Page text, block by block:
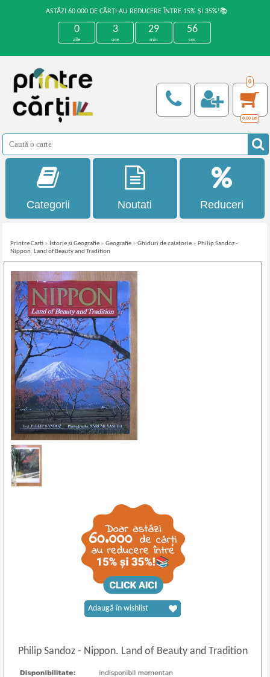
ASTĂZI 60.000 DE CĂRȚI AU REDUCERE ÎNTRE 15% ȘI 35%!📚
0
zile
3
ore
29
min
56
sec
0
0,00 Lei
Categorii Noutati Reduceri
Printre Carti » Istorie si Geografie »Geografie »Ghiduri de calatorie » Philip Sandoz -
Nippon. Land of Beauty and Tradition
Philip Sandoz- Nippon. Land of Beauty and Tradition
Adaugă în wishlist